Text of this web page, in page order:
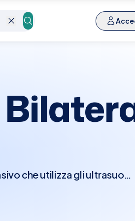
che utilizza gli ultrasuoni